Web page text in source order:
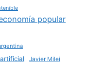
popular
Javier Milei